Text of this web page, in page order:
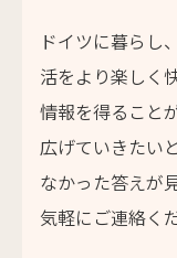
ドイツに暮らし
活をより楽しく
情報を得ること
広げていきたい
なかった答えが
気軽にご連絡く